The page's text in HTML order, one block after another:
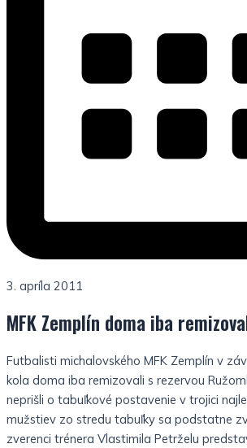
3. apríla 2011
MFK Zemplín doma iba
Futbalisti michalovského MFK Zemplín v
kola doma iba remizovali s rezervou
neprišli o tabuľkové postavenie v trojici
mužstiev zo stredu tabuľky sa podstatne
zverenci trénera Vlastimila Petrželu